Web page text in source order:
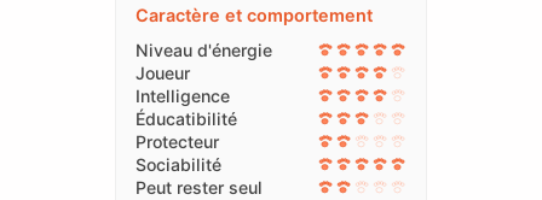
Caractère et comportement
Niveau d'énergie
Joueur
Intelligence
Éducatibilité
Protecteur
Sociabilité
Peut rester seul